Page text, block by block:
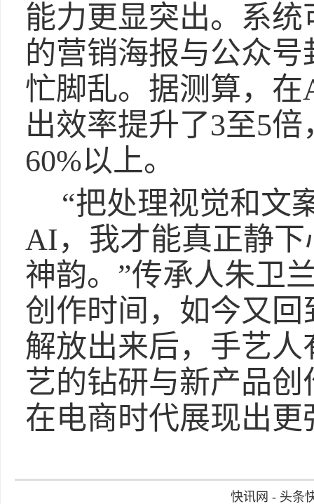
能力更显突出。系
的营销海报与公众
忙脚乱。据测算，
出效率提升了3至5
60%以上。
“把处理视觉和文
AI，我才能真正静
神韵。”传承人朱卫
创作时间，如今又
解放出来后，手艺
艺的钻研与新产品
在电商时代展现出更
快讯网 - 头条